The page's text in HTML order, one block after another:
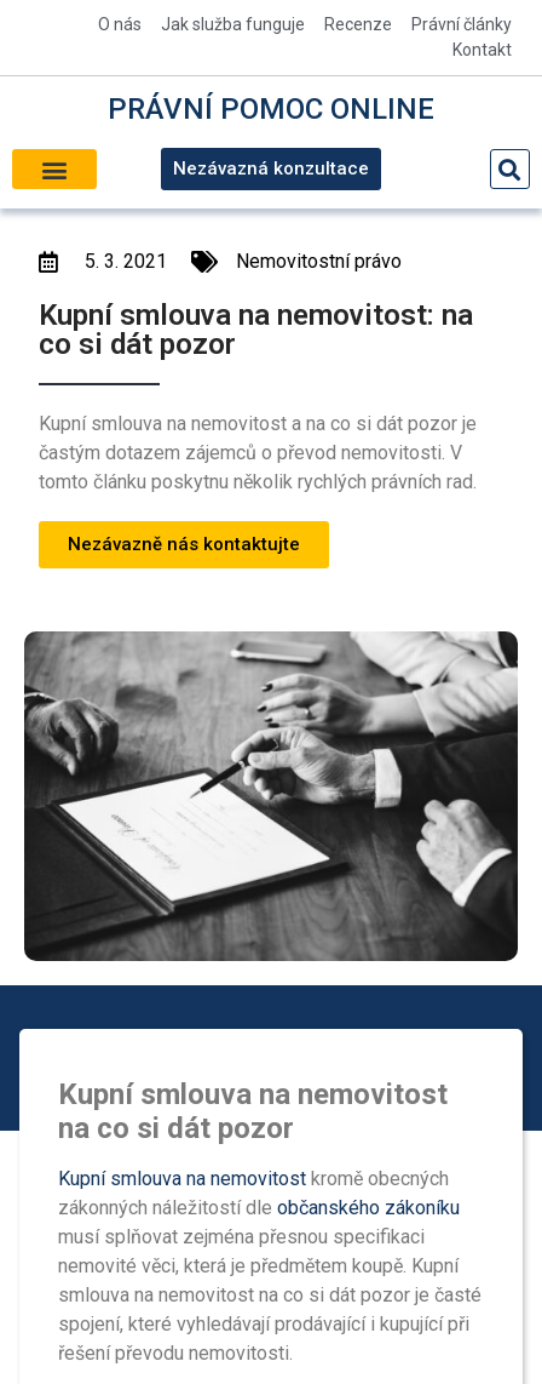
O nás Jak služba funguje Recenze
Právní články
Kontakt
PRÁVNÍ POMOC ONLINE
Nezávazná konzultace
5. 3. 2021 Nemovitostní právo
Kupní smlouva na nemovitost: na
co si dát pozor
Kupní smlouva na nemovitost a na co si dát pozor je
častým dotazem zájemců o převod nemovitosti. V
tomto článku poskytnu několik rychlých právních rad.
Nezávazně nás kontaktujte
Kupní smlouva na nemovitost
na co si dát pozor
Kupní smlouva na nemovitost kromě obecných
zákonných náležitostí dle občanského zákoníku
musí splňovat zejména přesnou specifikaci
nemovité věci, která je předmětem koupě. Kupní
smlouva na nemovitost na co si dát pozor je časté
spojení, které vyhledávají prodávající i kupující při
řešení převodu nemovitosti.